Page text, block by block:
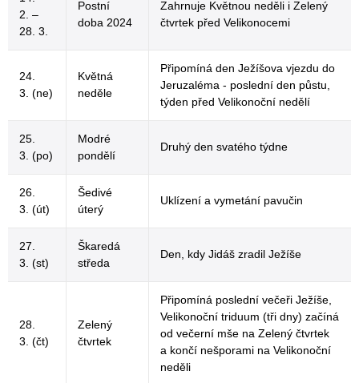
2. –
28. 3.
Postní
doba 2024
Zahrnuje Květnou neděli i Zelený
čtvrtek před Velikonocemi
24.
3. (ne)
Květná
neděle
Připomíná den Ježíšova vjezdu do
Jeruzaléma - poslední den půstu,
týden před Velikonoční nedělí
25.
3. (po)
Modré
pondělí
Druhý den svatého týdne
26.
3. (út)
Šedivé
úterý
Uklízení a vymetání pavučin
27.
3. (st)
Škaredá
středa
Den, kdy Jidáš zradil Ježíše
28.
3. (čt)
Zelený
čtvrtek
Připomíná poslední večeři Ježíše,
Velikonoční triduum (tři dny) začíná
od večerní mše na Zelený čtvrtek
a končí nešporami na Velikonoční
neděli